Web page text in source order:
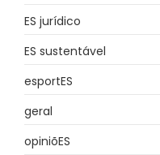
ES jurídico
ES sustentável
esportES
geral
opiniõES